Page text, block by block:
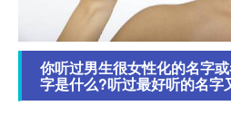
你听过男生很女性化的名字
字是什么?听过最好听的名字